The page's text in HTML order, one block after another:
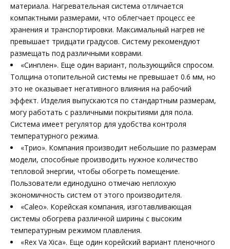
материала. Нагревательная система отличается
компактными размерами, что облегчает процесс ее
хранения и транспортировки. Максимальный нагрев не
превышает тридцати градусов. Систему рекомендуют
размещать под различными коврами.
«Синплен». Еще один вариант, пользующийся спросом.
Толщина отопительной системы не превышает 0.6 мм, но
это не оказывает негативного влияния на рабочий
эффект. Изделия выпускаются по стандартным размерам,
могу работать с различными покрытиями для пола.
Система имеет регулятор для удобства контроля
температурного режима.
«Трио». Компания производит небольшие по размерам
модели, способные производить нужное количество
тепловой энергии, чтобы обогреть помещение.
Пользователи единодушно отмечаю неплохую
экономичность систем от этого производителя.
«Caleo». Корейская компания, изготавливающая
системы обогрева различной ширины с высоким
температурным режимом плавления.
«Rex Va Xica». Еще один корейский вариант пленочного